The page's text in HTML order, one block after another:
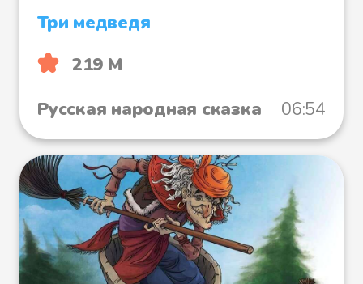
Три медведя
219 М
Русская народная сказка
06:54